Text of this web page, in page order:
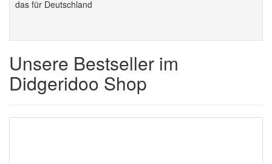
das für Deutschland
Unsere Bestseller im
Didgeridoo Shop